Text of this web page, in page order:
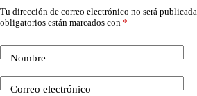
Tu dirección de correo electrónico no será publicada.
obligatorios están marcados con *
Nombre
Correo electrónico